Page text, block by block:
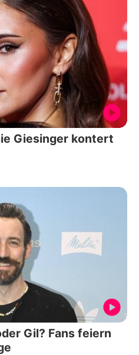
Giesinger kontert
Gil? Fans feiern